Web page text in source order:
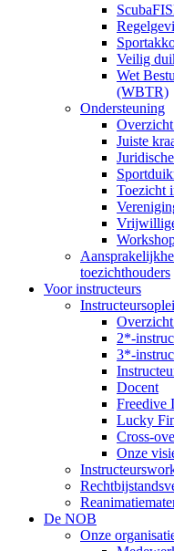
Veilig
Wet
(WBTR)
Ondersteuning
Juiste
Toezicht
toezichthouders
Voor instructeurs
2*-
3*-
Docent
Freedive
Lucky
Cross-
Onze
De NOB
Onze